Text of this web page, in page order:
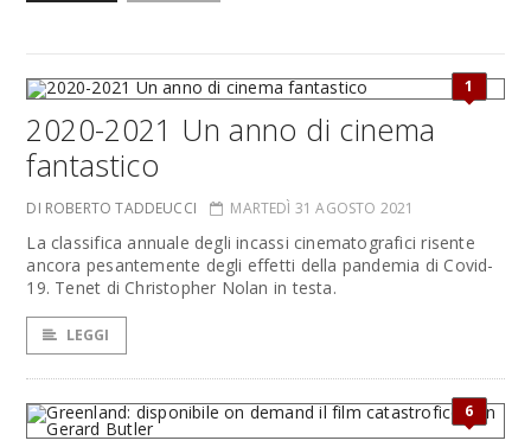
1
2020-2021 Un anno di cinema
fantastico
DI ROBERTO TADDEUCCI MARTEDÌ 31 AGOSTO 2021
La classifica annuale degli incassi cinematografici risente
ancora pesantemente degli effetti della pandemia di Covid-
19. Tenet di Christopher Nolan in testa.
LEGGI
6